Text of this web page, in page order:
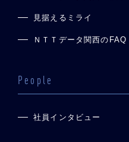
見据えるミライ
ＮＴＴデータ関西のFAQ
People
社員インタビュー